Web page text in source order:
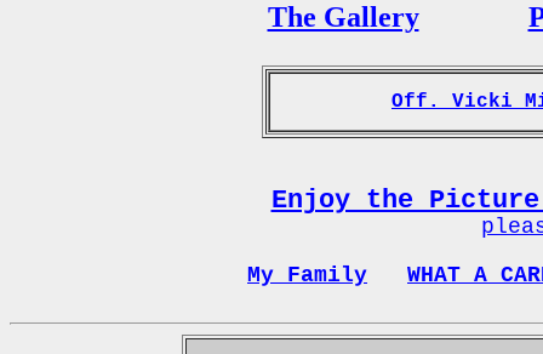
The Gallery
Off. Vicki
Enjoy the Picture
My Family
WHAT A